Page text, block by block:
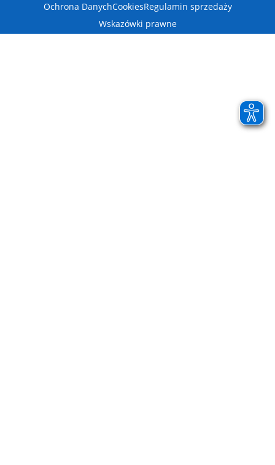
Ochrona DanychCookiesRegulamin sprzedaży
Wskazówki prawne